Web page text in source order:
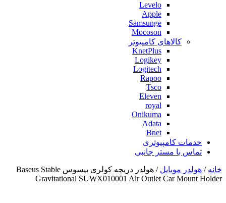
Levelo
Apple
Samsunge
Mocoson
کالاهای کامپیوتر
KnetPlus
Logikey
Logitech
Rapoo
Tsco
Eleven
royal
Onikuma
Adata
Bnet
خدمات کامپیوتری
تماس با مستر جانبی
خانه / هولدر موبایل
/ هولدر دریچه کولری بیسوس Baseus Stable
Gravitational SUWX010001 Air Outlet Car Mount Holder